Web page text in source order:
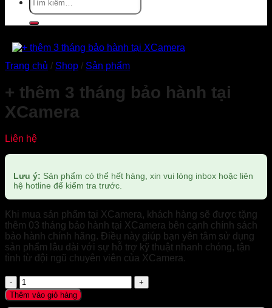
kiếm:
Trang chủ / Shop / Sản phẩm
+ thêm 3 tháng bảo hành tại
XCamera
Liên hệ
Lưu ý: Sản phẩm có thể hết hàng, xin vui lòng inbox hoặc liên
hệ hotline để kiểm tra trước.
Khi mua sản phẩm tại XCamera, khách hàng sẽ được tặng
thêm 03 tháng bảo hành tại XCamera bên cạnh chính sách
bảo hành chính hãng. Điều này giúp bạn yên tâm sử dụng
sản phẩm lâu dài với sự hỗ trợ kỹ thuật nhanh chóng, tận
tình từ đội ngũ chuyên viên của XCamera.
+
thêm
3
Thêm vào giỏ hàng